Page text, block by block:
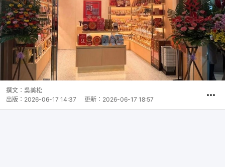
撰文： 吳美松
出版： 2026-06-17 14:37 更新： 2026-06-17 18:57